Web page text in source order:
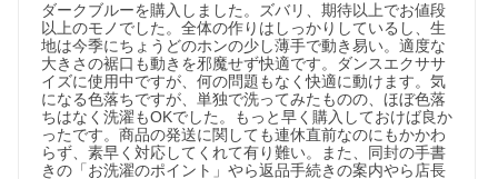
ダークブルーを購入しました。ズバリ、期待以上でお値段
以上のモノでした。全体の作りはしっかりしているし、生
地は今季にちょうどのホンの少し薄手で動き易い。適度な
大きさの裾口も動きを邪魔せず快適です。ダンスエクササ
イズに使用中ですが、何の問題もなく快適に動けます。気
になる色落ちですが、単独で洗ってみたものの、ほぼ色落
ちはなく洗濯もOKでした。もっと早く購入しておけば良か
ったです。商品の発送に関しても連休直前なのにもかかわ
らず、素早く対応してくれて有り難い。また、同封の手書
きの「お洗濯のポイント」やら返品手続きの案内やら店長